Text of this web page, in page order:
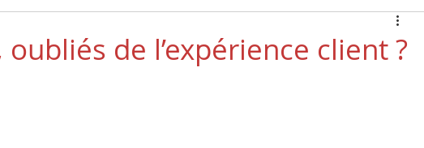
de l’expérience client ?